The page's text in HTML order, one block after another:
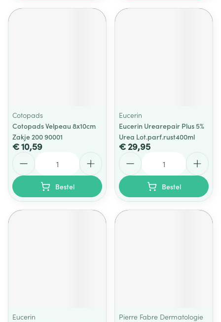
Cotopads
Cotopads Velpeau 8x10cm
Zakje 200 90001
€ 10,59
Bestel
Eucerin
Eucerin Urearepair Plus 5%
Urea Lot.parf.rust400ml
€ 29,95
Bestel
Eucerin
Pierre Fabre Dermatologie